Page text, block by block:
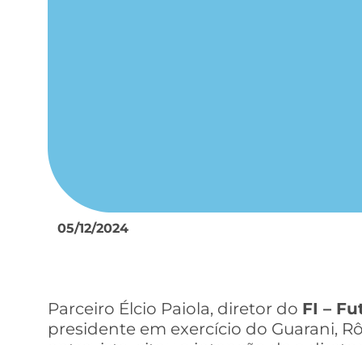
05/12/2024
Parceiro Élcio Paiola, diretor do FI –
presidente em exercício do Guarani,